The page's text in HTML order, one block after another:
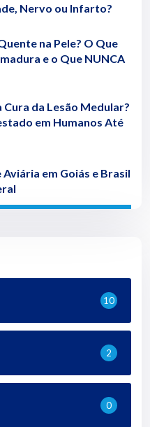
Nervo ou Infarto?
na Pele? O Que
e o Que NUNCA
Cura da Lesão Medular?
em Humanos Até
Aviária em Goiás e Brasil
10
2
0